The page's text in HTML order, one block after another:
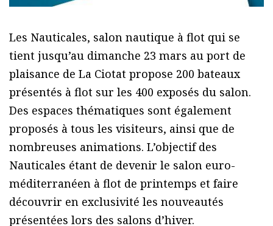
Les Nauticales, salon nautique à flot qui se
tient jusqu’au dimanche 23 mars au port de
plaisance de La Ciotat propose 200 bateaux
présentés à flot sur les 400 exposés du salon.
Des espaces thématiques sont également
proposés à tous les visiteurs, ainsi que de
nombreuses animations. L’objectif des
Nauticales étant de devenir le salon euro-
méditerranéen à flot de printemps et faire
découvrir en exclusivité les nouveautés
présentées lors des salons d’hiver.